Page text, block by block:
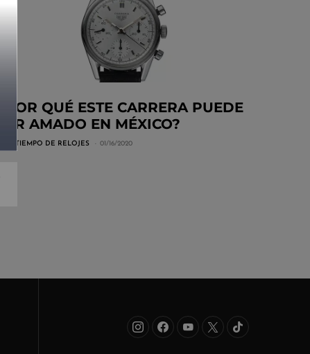
¿POR QUÉ ESTE CARRERA PUEDE
SER AMADO EN MÉXICO?
TIEMPO DE RELOJES 01/16/2020